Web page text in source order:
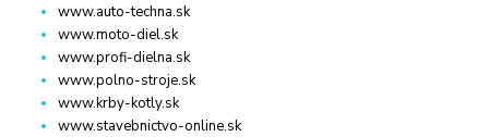
www.auto-techna.sk
www.moto-diel.sk
www.profi-dielna.sk
www.polno-stroje.sk
www.krby-kotly.sk
www.stavebnictvo-online.sk